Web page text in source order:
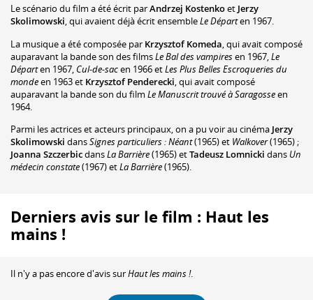
Le scénario du film a été écrit parAndrzej Kostenkoet Jerzy
Skolimowski, qui avaient déjà écrit ensembleLe Départen 1967.
La musique a été composée par Krzysztof Komeda, qui avait composé
auparavant la bande son des filmsLe Bal des vampiresen 1967,Le
Départen 1967, Cul-de-sacen 1966 etLes Plus Belles Escroqueries du
mondeen 1963 et Krzysztof Penderecki, qui avait composé
auparavant la bande son du film Le Manuscrit trouvé à Saragosseen
1964.
Parmi les actrices et acteurs principaux, on a pu voir au cinéma Jerzy
Skolimowski dansSignes particuliers : Néant(1965) et Walkover(1965) ;
Joanna SzczerbicdansLa Barrière(1965) etTadeusz Lomnicki dans Un
médecin constate(1967) etLa Barrière(1965).
Derniers avis sur le film : Haut les
mains !
Il n'y a pas encore d'avis surHaut les mains !.